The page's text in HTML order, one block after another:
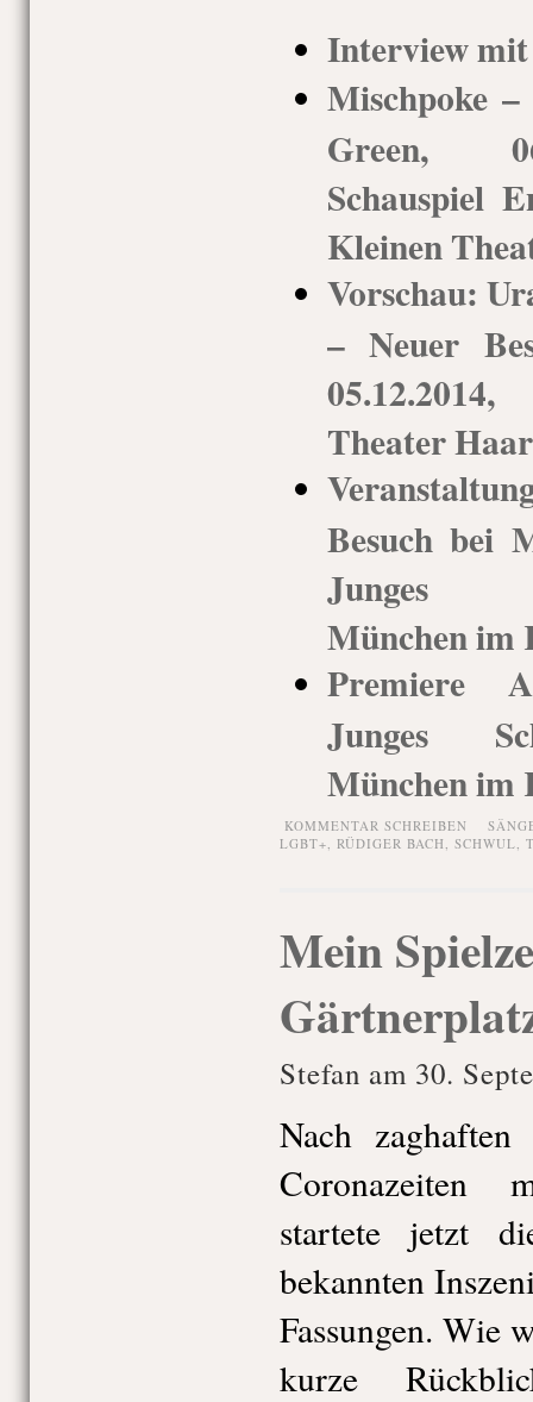
Interview
Mischpoke
Green,
Schauspiel
Kleinen
Vorschau:
– Neuer
Theater Haar
Besuch bei
Junges
München im
Premiere
Junges
München im
KOMMENTAR SCHREIBEN
LGBT+, RÜDIGER BACH, SCHWUL,
Mein
Stefan am 30.
Nach
Coronazeiten
startete jetzt
bekannten
Fassungen. Wie
kurze